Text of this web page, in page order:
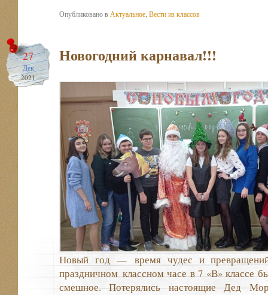
Опубликовано в Актуальное Вести из классов
27
Дек
2021
Новогодний карнавал!!!
Новый год — время чудес и
праздничном классном часе в 7 «В» классе
смешное. Потерялись настоящие Дед